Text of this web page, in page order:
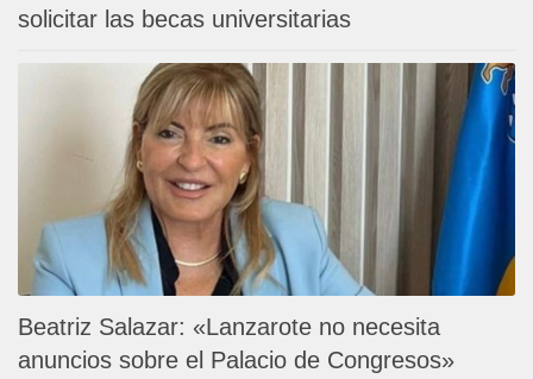
solicitar las becas universitarias
Beatriz Salazar: «Lanzarote no necesita
anuncios sobre el Palacio de Congresos»